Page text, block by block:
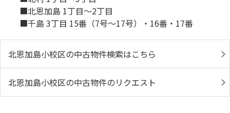
■北恩加島 1丁目～2丁目
■千島 3丁目 15番（7号～17号）・16番・17番
北恩加島小校区の中古物件検索はこちら
北恩加島小校区の中古物件のリクエスト